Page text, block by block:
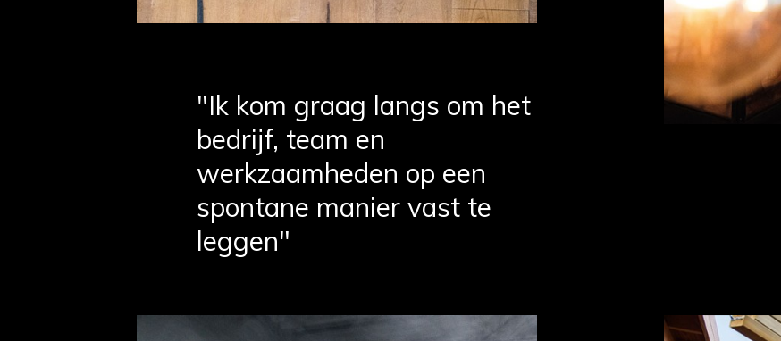
"Ik kom graag langs om het
bedrijf, team en
werkzaamheden op een
spontane manier vast te
leggen"